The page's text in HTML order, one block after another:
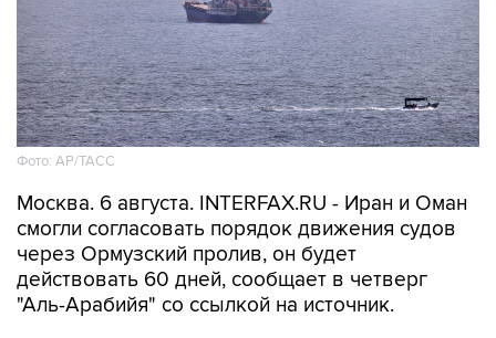
Фото: AP/ТАСС
Москва. 6 августа. INTERFAX.RU - Иран и Оман
смогли согласовать порядок движения судов
через Ормузский пролив, он будет
действовать 60 дней, сообщает в четверг
"Аль-Арабийя" со ссылкой на источник.